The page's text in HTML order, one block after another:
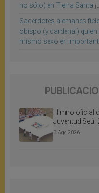
no sólo) en Tierra Santa
Sacerdotes alemanes
obispo (y cardenal) quien
mismo sexo en
Himno oficial
Juventud Seúl
3 Ago 2026